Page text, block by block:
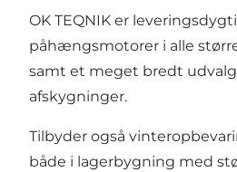
OK TEQNIK er
påhængsmotorer i alle
samt et meget bredt udvalg
afskygninger.
Tilbyder også
både i lagerbygning med